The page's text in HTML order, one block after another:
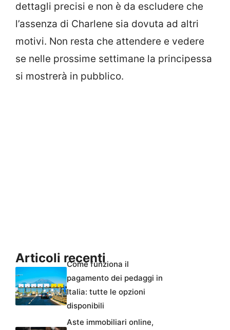
dettagli precisi e non è da escludere che
l’assenza di Charlene sia dovuta ad altri
motivi. Non resta che attendere e vedere
se nelle prossime settimane la principessa
si mostrerà in pubblico.
Articoli recenti
Come funziona il
pagamento dei pedaggi in
Italia: tutte le opzioni
disponibili
Aste immobiliari online,